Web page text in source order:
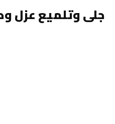
جلى وتلميع عزل